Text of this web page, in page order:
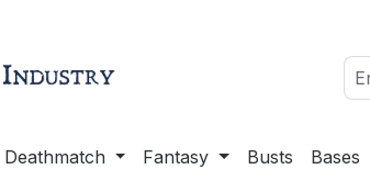
Deathmatch Fantasy Busts Bases